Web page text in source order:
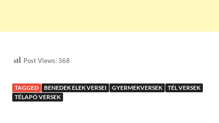
Post Views:368
TAGGED BENEDEK ELEK VERSEI GYERMEKVERSEK
TÉL VERSEK
TÉLAPÓ VERSEK